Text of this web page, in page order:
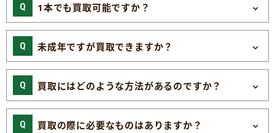
1本でも買取可能ですか？
未成年ですが買取できますか？
買取にはどのような方法があるのですか？
買取の際に必要なものはありますか？